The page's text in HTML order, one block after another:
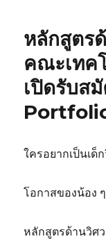
ยินดี
ผศ.ดร.รุ่
เกียรติ
สิริ
วงษ์
ประจำ
วิชา
ดนตรี
ศิลปกร
หลักสูตร
คณะเทค
เปิดรับส
ใครอยากเป็นเด็
โอกาสของน้อง
หลักสูตรด้านวิศ